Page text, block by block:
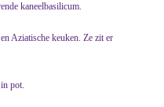
kaneelbasilicum.
Aziatische keuken. Ze zit er
pot.